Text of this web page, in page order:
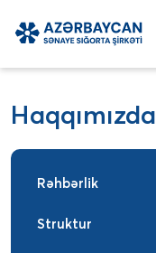
Haqqımızda
Rəhbərlik
Struktur